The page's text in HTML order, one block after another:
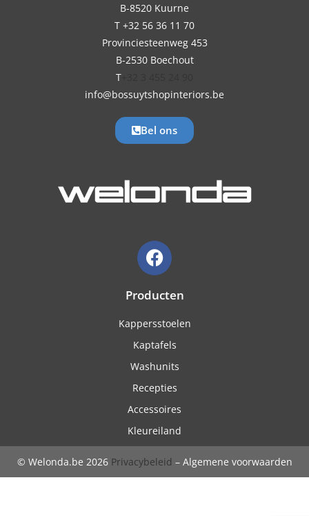
B-8520 Kuurne
T +32 56 36 11 70
Provinciesteenweg 453
B-2530 Boechout
T
info@bossuytshopinteriors.be
Bel ons
Producten
Kappersstoelen
Kaptafels
Washunits
Recepties
Accessoires
Kleureiland
© Welonda.be 2026 Privacybeleid – Algemene voorwaarden